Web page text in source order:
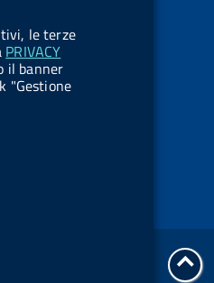
le terze
PRIVACY
il banner
"Gestione
l
.